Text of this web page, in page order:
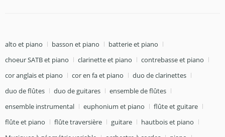
alto et piano basson et piano
batterie et piano
choeur SATB et piano
clarinette et piano
contrebasse et piano
cor anglais et piano
cor en fa et piano
duo de clarinettes
duo de flûtes
duo de guitares
ensemble de flûtes
ensemble instrumental
euphonium et piano
flûte et guitare
flûte et piano
flûte traversière guitare
hautbois et piano